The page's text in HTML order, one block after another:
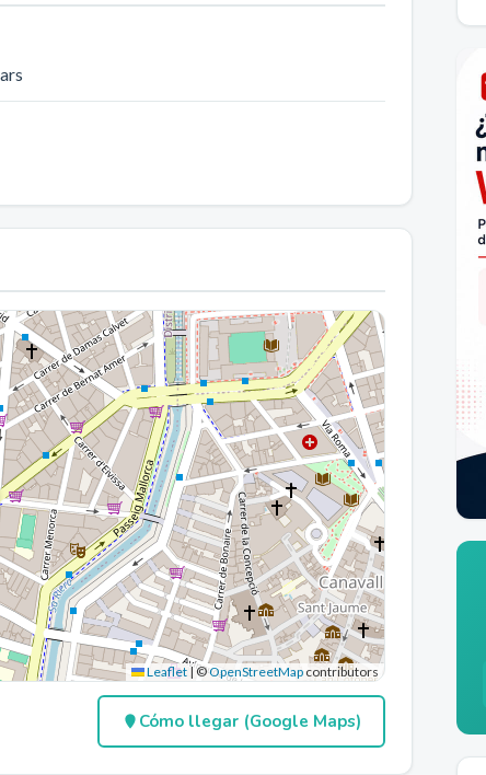
Leaflet|©OpenStreetMap contributors
Cómo llegar (Google Maps)